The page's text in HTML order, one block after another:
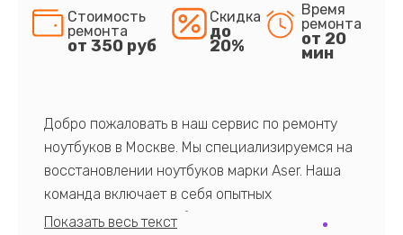
Стоимость
ремонта
от 350 руб
Скидка
до
20%
Время
ремонта
от 20
мин
Добро пожаловать в наш сервис по ремонту
ноутбуков в Москве. Мы специализируемся на
восстановлении ноутбуков марки Aser. Наша
команда включает в себя опытных
профессионалов с обширными знаниями и